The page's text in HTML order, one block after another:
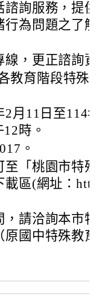
諮詢服務，提
行為問題之了
線，更正諮詢
教育階段特殊
2月11日至114
時。
。
至「桃園市特
區(網址：
，請洽詢本市
原國中特殊教